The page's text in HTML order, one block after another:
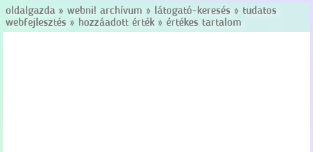
oldalgazda » webni! archívum » látogató-keresés » tudatos
webfejlesztés » hozzáadott érték » értékes tartalom